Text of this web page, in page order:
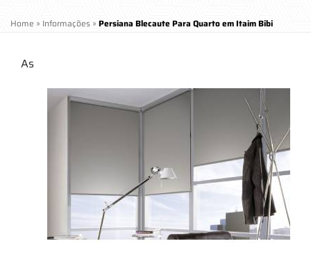
Home » Informações » Persiana Blecaute Para Quarto em Itaim Bibi
As